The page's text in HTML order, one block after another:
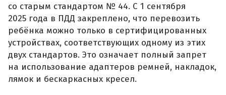
со старым стандартом № 44. С 1 сентября
2025 года в ПДД закреплено, что перевозить
ребёнка можно только в сертифицированных
устройствах, соответствующих одному из этих
двух стандартов. Это означает полный запрет
на использование адаптеров ремней, накладок,
лямок и бескаркасных кресел.